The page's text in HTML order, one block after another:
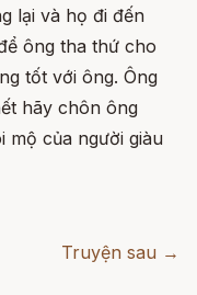
lại và họ đi đến
ông tha thứ cho
tốt với ông. Ông
hãy chôn ông
mộ của người giàu
Truyện sau →